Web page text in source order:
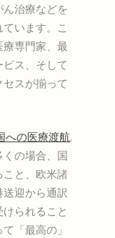
治療などを
います。こ
専門家、最
ス、そして
スが揃って
への医療渡航,
の場合、国
と、欧米諸
迎から通訳
られること
「最高の」